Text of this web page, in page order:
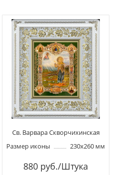
Св. Варвара Скворчихинская
Размер иконы
230х260 мм
880 руб./Штука